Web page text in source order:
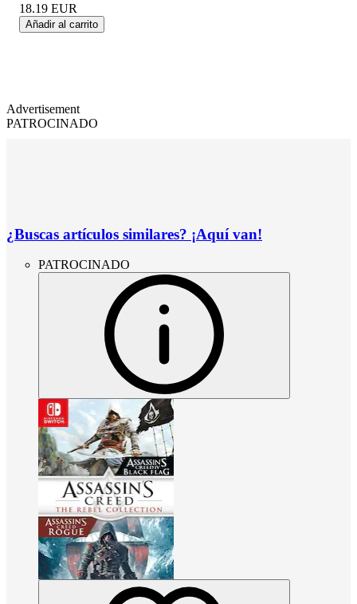
18.19 EUR
Añadir al carrito
Advertisement
PATROCINADO
¿Buscas artículos similares? ¡Aquí van!
PATROCINADO